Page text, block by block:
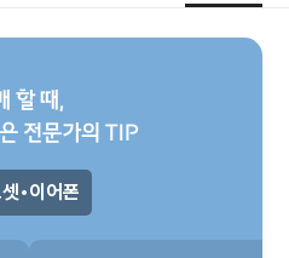
할 때,
전문가의 TIP
•이어폰